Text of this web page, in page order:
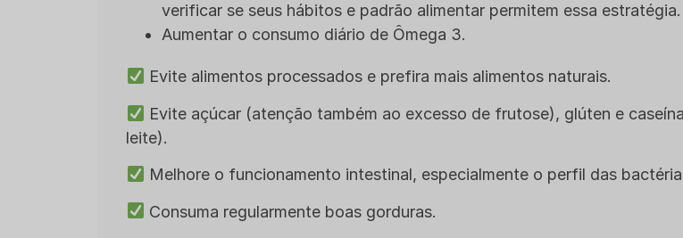
verificar se seus hábitos e padrão alimentar permitem essa estratégia.
Aumentar o consumo diário de Ômega 3.
Evite alimentos processados e prefira mais alimentos naturais.
Evite açúcar (atenção também ao excesso de frutose), glúten e
leite).
Melhore o funcionamento intestinal, especialmente o perfil das
Consuma regularmente boas gorduras.